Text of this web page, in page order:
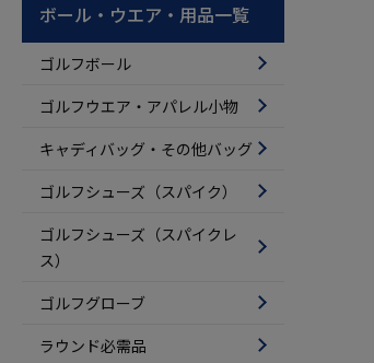
ボール・ウエア・用品一覧
ゴルフボール
ゴルフウエア・アパレル小物
キャディバッグ・その他バッグ
ゴルフシューズ（スパイク）
ゴルフシューズ（スパイクレ
ス）
ゴルフグローブ
ラウンド必需品